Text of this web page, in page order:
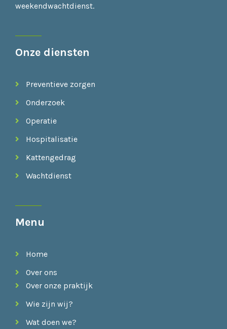
weekendwachtdienst.
Onze diensten
Preventieve zorgen
Onderzoek
Operatie
Hospitalisatie
Kattengedrag
Wachtdienst
Menu
Home
Over ons
Over onze praktijk
Wie zijn wij?
Wat doen we?